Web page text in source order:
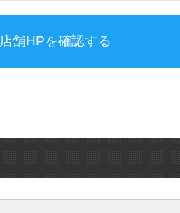
店舗HPを確認する